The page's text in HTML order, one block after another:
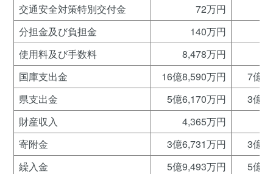
交通安全対策特別交付金
72万円
分担金及び負担金
140万円
使用料及び手数料
8,478万円
国庫支出金
16億8,590万円
7億
県支出金
5億6,170万円
3億
財産収入
4,365万円
寄附金
3億6,731万円
3億
繰入金
5億9,493万円
5億